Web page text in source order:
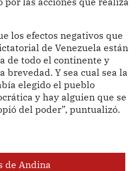
los efectos negativos que
de Venezuela están
de todo el continente y
brevedad. Y sea cual sea la
elegido el pueblo
y hay alguien que se
del poder”, puntualizó.
de Andina